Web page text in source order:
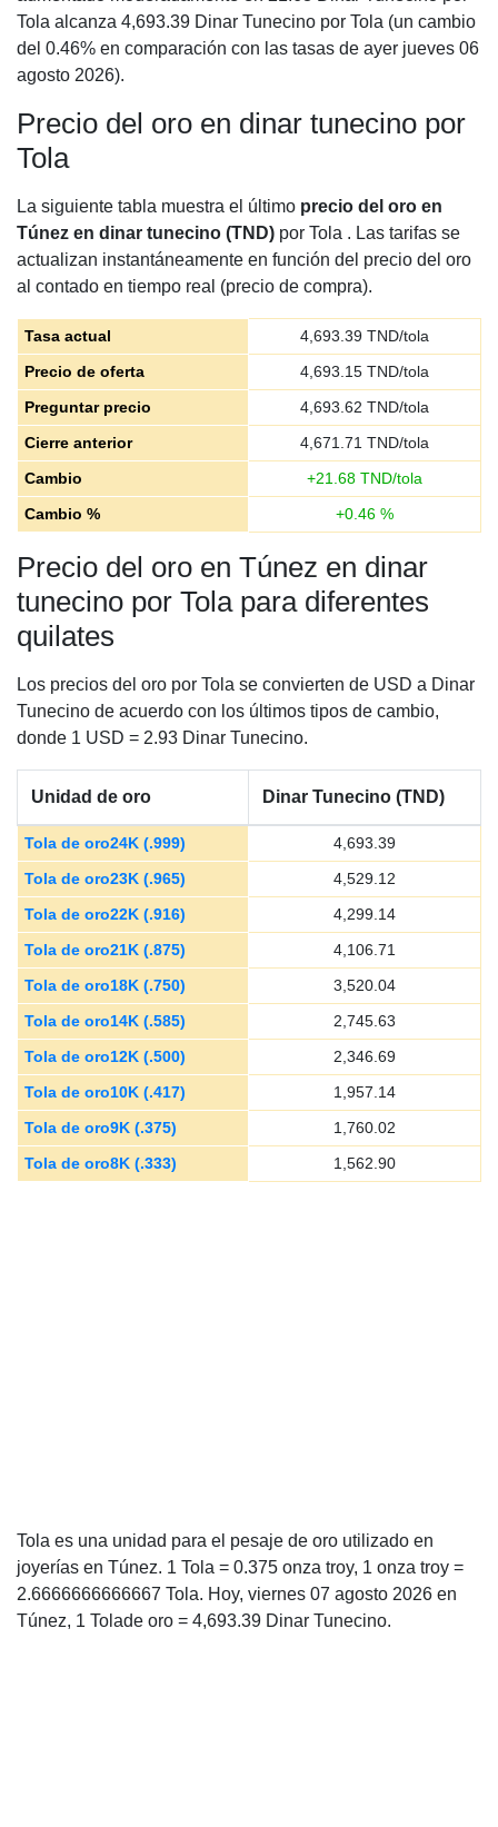
Tola alcanza 4,693.39 Dinar Tunecino por Tola (un cambio
del 0.46% en comparación con las tasas de ayer jueves 06
agosto 2026).
Precio del oro en dinar tunecino por
Tola
La siguiente tabla muestra el último precio del oro en
Túnez en dinar tunecino (TND) por Tola . Las tarifas se
actualizan instantáneamente en función del precio del oro
al contado en tiempo real (precio de compra).
Tasa actual 4,693.39 TND/tola
Precio de oferta
4,693.15 TND/tola
Preguntar precio
4,693.62 TND/tola
Cierre anterior
4,671.71 TND/tola
Cambio
+21.68 TND/tola
Cambio %
+0.46 %
Precio del oro en Túnez en dinar
tunecino por Tola para diferentes
quilates
Los precios del oro por Tola se convierten de USD a Dinar
Tunecino de acuerdo con los últimos tipos de cambio,
donde 1 USD = 2.93 Dinar Tunecino.
Unidad de oro Dinar Tunecino (TND)
Tola de oro24K (.999)
4,693.39
Tola de oro23K (.965)
4,529.12
Tola de oro22K (.916)
4,299.14
Tola de oro21K (.875)
4,106.71
Tola de oro18K (.750)
3,520.04
Tola de oro14K (.585)
2,745.63
Tola de oro12K (.500)
2,346.69
Tola de oro10K (.417)
1,957.14
Tola de oro9K (.375)
1,760.02
Tola de oro8K (.333)
1,562.90
Tola es una unidad para el pesaje de oro utilizado en
joyerías en Túnez. 1 Tola = 0.375 onza troy, 1 onza troy =
2.6666666666667 Tola. Hoy, viernes 07 agosto 2026 en
Túnez, 1 Tolade oro = 4,693.39 Dinar Tunecino.